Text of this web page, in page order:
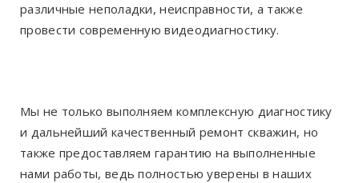
различные неполадки, неисправности, а также
провести современную видеодиагностику.
Мы не только выполняем комплексную диагностику
и дальнейший качественный ремонт скважин, но
также предоставляем гарантию на выполненные
нами работы, ведь полностью уверены в наших